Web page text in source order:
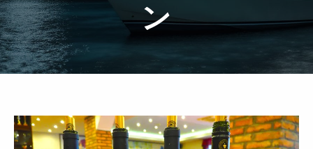
ン